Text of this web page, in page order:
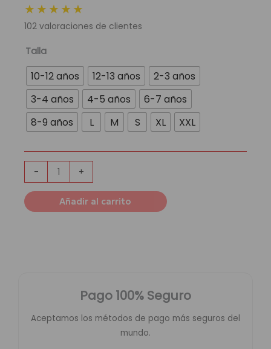
original
era:
es:
★★★★★
102 valoraciones de clientes
Talla
10-12 años 12-13 años
2-3 años
3-4 años
4-5 años
6-7 años
8-9 años
L M S XL XXL
-
Conjuntos
de
Entrenamiento
Al-
Nassr
cantidad
+
Añadir al carrito
Pago 100% Seguro
Aceptamos los métodos de pago más seguros del
mundo.